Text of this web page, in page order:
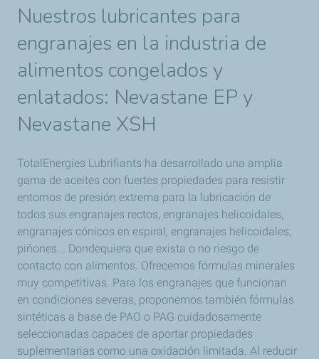
Nuestros lubricantes para
engranajes en la industria de
alimentos congelados y
enlatados: Nevastane EP y
Nevastane XSH
TotalEnergies Lubrifiants ha desarrollado una amplia
gama de aceites con fuertes propiedades para resistir
entornos de presión extrema para la lubricación de
todos sus engranajes rectos, engranajes helicoidales,
engranajes cónicos en espiral, engranajes helicoidales,
piñones... Dondequiera que exista o no riesgo de
contacto con alimentos. Ofrecemos fórmulas minerales
muy competitivas. Para los engranajes que funcionan
en condiciones severas, proponemos también fórmulas
sintéticas a base de PAO o PAG cuidadosamente
seleccionadas capaces de aportar propiedades
suplementarias como una oxidación limitada. Al reducir